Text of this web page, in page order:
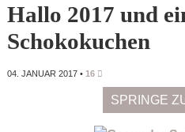
Hallo 2017 und
Schokokuchen
04. JANUAR 2017• 16
SPRINGE